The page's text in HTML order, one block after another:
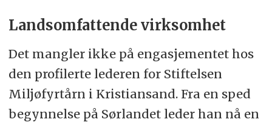
Landsomfattende virksomhet
Det mangler ikke på engasjementet hos
den profilerte lederen for Stiftelsen
Miljøfyrtårn i Kristiansand. Fra en sped
begynnelse på Sørlandet leder han nå en